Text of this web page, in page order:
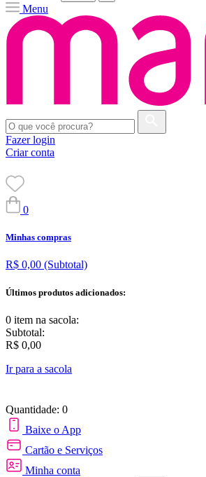
Menu
Fazer login
Criar conta
0
Minhas compras
R$ 0,00 (Subtotal)
Últimos produtos adicionados:
0 item na sacola:
Subtotal:
R$ 0,00
Ir para a sacola
Quantidade: 0
Baixe o App
Cartão e Serviços
Minha conta